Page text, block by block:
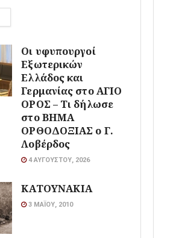
Οι υφυπουργοί
Εξωτερικών
Ελλάδος και
Γερμανίας στο ΑΓΙΟ
ΟΡΟΣ – Τι δήλωσε
στο ΒΗΜΑ
ΟΡΘΟΔΟΞΙΑΣ ο Γ.
Λοβέρδος
4 ΑΥΓΟΎΣΤΟΥ, 2026
ΚΑΤΟΥΝΑΚΙΑ
3 ΜΑΪ́ΟΥ, 2010